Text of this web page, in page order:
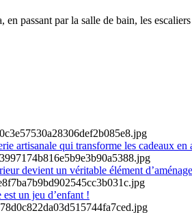
en passant par la salle de bain, les
artisanale qui transforme les cadeaux en
devient un véritable élément
un jeu d’enfant !